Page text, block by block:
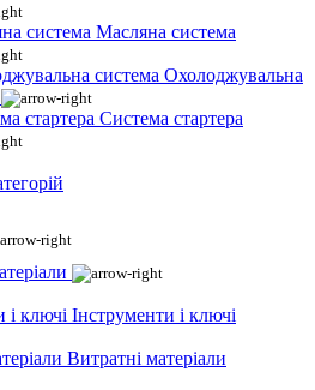
Масляна система
Охолоджувальна
Система стартера
Інструменти і ключі
Витратні матеріали